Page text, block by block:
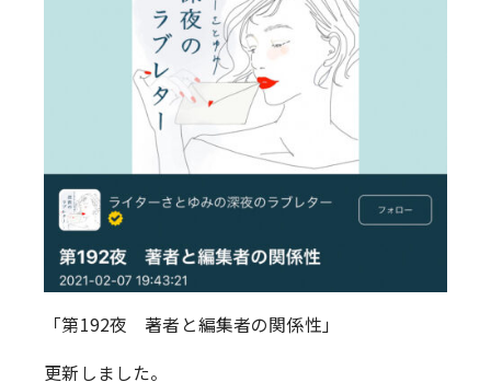
「第192夜 著者と編集者の関係性」
更新しました。